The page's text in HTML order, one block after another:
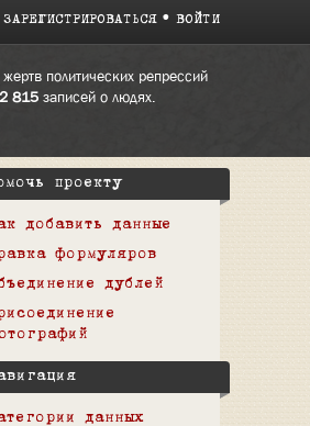
ЗАРЕГИСТРИРОВАТЬСЯ ВОЙТИ
политических репрессий
815записей о людях.
проекту
добавить данные
формуляров
дублей
данных